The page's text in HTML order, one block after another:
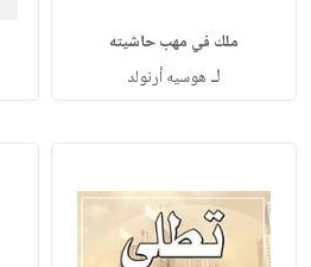
ملك في مهب حاشيته
لـ هوسيه أرنولد